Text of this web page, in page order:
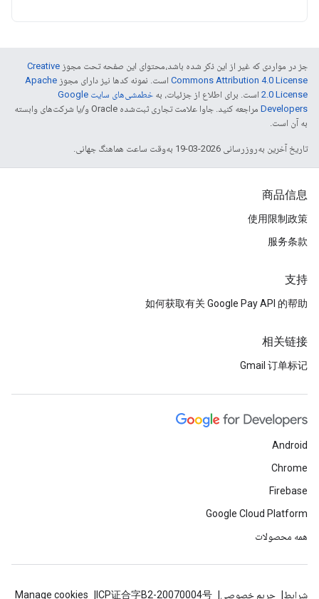
جز در مواردی که غیر از این ذکر شده باشد،‌محتوای این صفحه تحت مجوز Creative
Commons Attribution 4.0 License است. نمونه کدها نیز دارای مجوز Apache
2.0 License است. برای اطلاع از جزئیات، به
خطمشی‌های سایت Google
Developers‏
مراجعه کنید. جاوا علامت تجاری ثبت‌شده Oracle و/یا شرکت‌های وابسته
به آن است.
تاریخ آخرین به‌روزرسانی 2026-03-19 به‌وقت ساعت هماهنگ جهانی.
商品信息
使用限制政策
服务条款
支持
如何获取有关 Google Pay API 的帮助
相关链接
Gmail 订单标记
Android
Chrome
Firebase
Google Cloud Platform
همه محصولات
شرایط حریم خصوصی ICP证合字B2-20070004号
Manage cookies